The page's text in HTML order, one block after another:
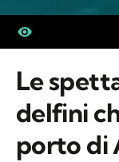
Le
delfini
porto di